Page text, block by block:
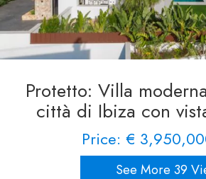
Protetto: Villa
città di Ibiza con
Price: €
See More 39